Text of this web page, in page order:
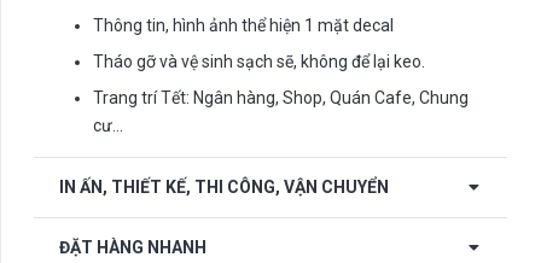
Thông tin, hình ảnh thể hiện 1 mặt decal
Tháo gỡ và vệ sinh sạch sẽ, không để lại keo.
Trang trí Tết: Ngân hàng, Shop, Quán Cafe, Chung
cư…
IN ẤN, THIẾT KẾ, THI CÔNG, VẬN CHUYỂN
ĐẶT HÀNG NHANH